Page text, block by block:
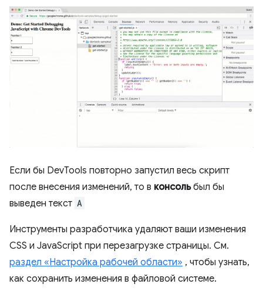
Если бы DevTools повторно запустил весь скрипт
после внесения изменений, то в консольбыл бы
выведен текст A
Инструменты разработчика удаляют ваши изменения
CSS и JavaScript при перезагрузке страницы. См.
раздел «Настройка рабочей области» , чтобы узнать,
как сохранить изменения в файловой системе.